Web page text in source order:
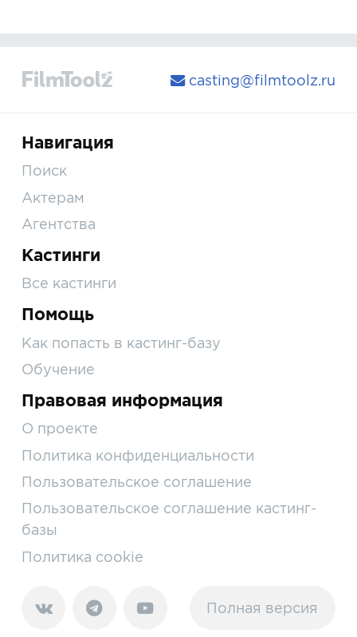
casting@filmtoolz.ru
Навигация
Поиск
Актерам
Агентства
Кастинги
Все кастинги
Помощь
Как попасть в кастинг-базу
Обучение
Правовая информация
О проекте
Политика конфиденциальности
Пользовательское соглашение
Пользовательское соглашение кастинг-
базы
Политика cookie
Полная версия